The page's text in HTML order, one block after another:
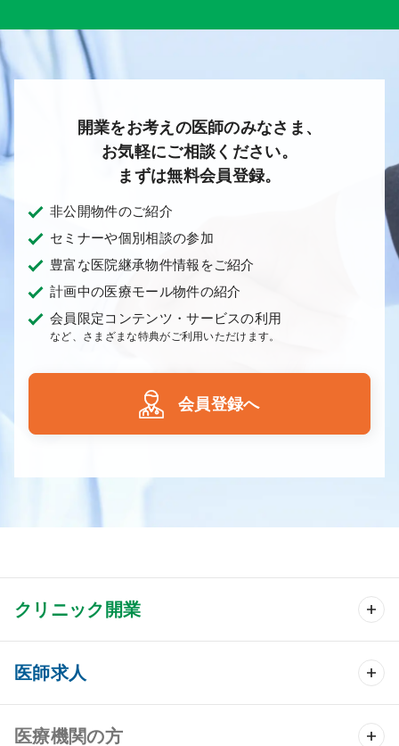
開業をお考えの医師のみなさま、
お気軽にご相談ください。
まずは無料会員登録。
非公開物件のご紹介
セミナーや個別相談の参加
豊富な医院継承物件情報をご紹介
計画中の医療モール物件の紹介
会員限定コンテンツ・サービスの利用
など、さまざまな特典がご利用いただけます。
会員登録へ
クリニック開業
クリニック開業 TOP
クリニック物件検索
医師求人
医師求人 TOP
医療機関の方